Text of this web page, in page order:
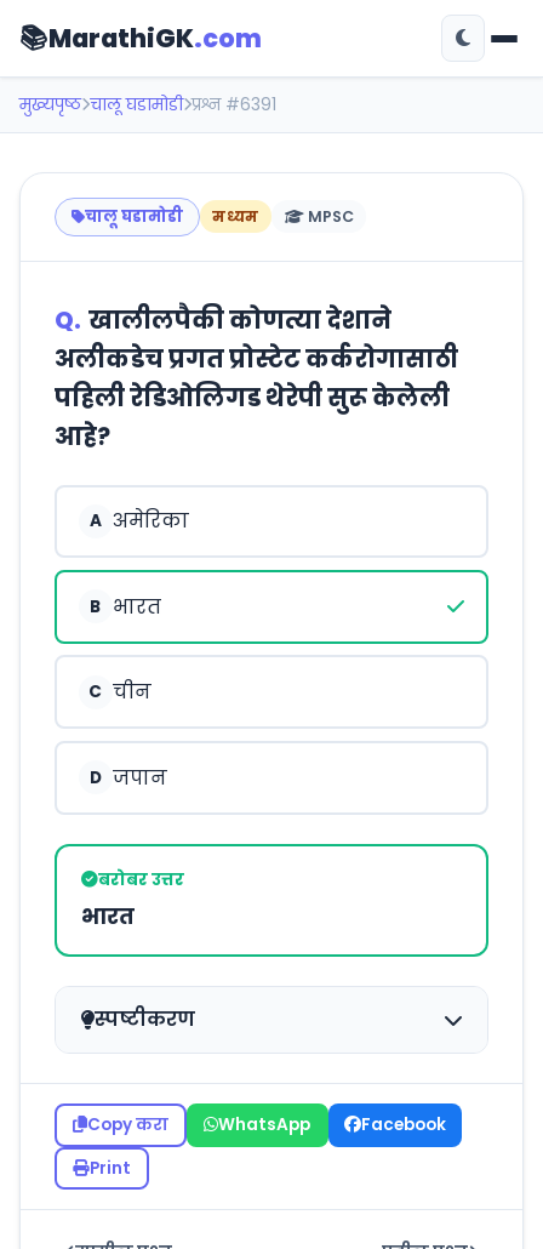
📚MarathiGK.com
मुख्यपृष्ठ चालू घडामोडी प्रश्न #6391
चालू घडामोडी मध्यम MPSC
Q. खालीलपैकी कोणत्या देशाने
अलीकडेच प्रगत प्रोस्टेट कर्करोगासाठी
पहिली रेडिओलिगड थेरेपी सुरू केलेली
आहे?
A अमेरिका
B भारत
C चीन
D जपान
बरोबर उत्तर
भारत
स्पष्टीकरण
Copy करा WhatsApp
Facebook
Print